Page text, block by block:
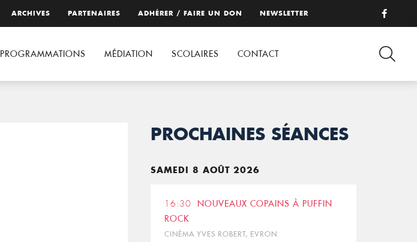
ARCHIVES PARTENAIRES ADHÉRER / FAIRE UN DON NEWSLETTER
PROGRAMMATIONS MÉDIATION SCOLAIRES CONTACT
PROCHAINES SÉANCES
SAMEDI 8 AOÛT 2026
16:30
NOUVEAUX COPAINS À PUFFIN
ROCK
CINÉMA YVES ROBERT, EVRON